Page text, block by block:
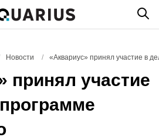
Новости / «Аквариус» принял участие в
принял участие